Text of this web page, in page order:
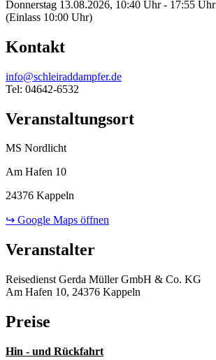
Donnerstag 13.08.2026, 10:40 Uhr - 17:55 Uhr
(Einlass 10:00 Uhr)
Kontakt
info@schleiraddampfer.de
Tel: 04642-6532
Veranstaltungsort
MS Nordlicht
Am Hafen 10
24376 Kappeln
↪ Google Maps öffnen
Veranstalter
Reisedienst Gerda Müller GmbH & Co. KG
Am Hafen 10, 24376 Kappeln
Preise
Hin - und Rückfahrt